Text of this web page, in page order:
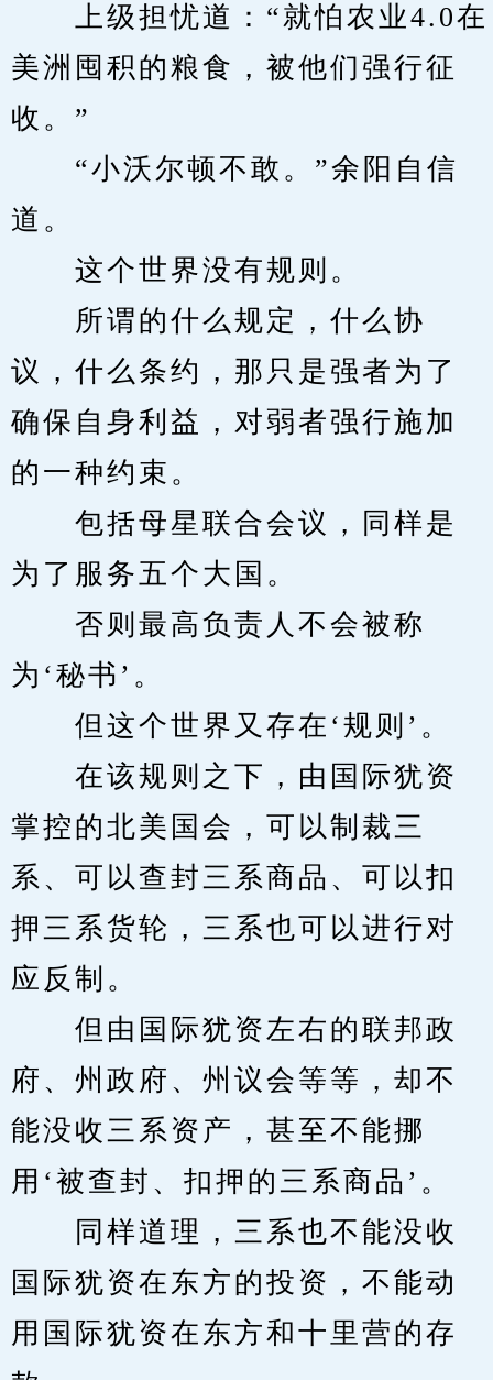
上级担忧道：“就怕农业4.0在
美洲囤积的粮食，被他们强行征
收。”
“小沃尔顿不敢。”余阳自信
道。
这个世界没有规则。
所谓的什么规定，什么协
议，什么条约，那只是强者为了
确保自身利益，对弱者强行施加
的一种约束。
包括母星联合会议，同样是
为了服务五个大国。
否则最高负责人不会被称
为‘秘书’。
但这个世界又存在‘规则’。
在该规则之下，由国际犹资
掌控的北美国会，可以制裁三
系、可以查封三系商品、可以扣
押三系货轮，三系也可以进行对
应反制。
但由国际犹资左右的联邦政
府、州政府、州议会等等，却不
能没收三系资产，甚至不能挪
用‘被查封、扣押的三系商品’。
同样道理，三系也不能没收
国际犹资在东方的投资，不能动
用国际犹资在东方和十里营的存